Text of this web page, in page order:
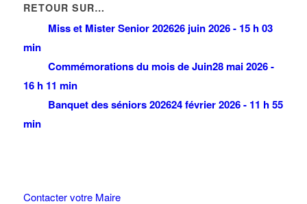
RETOUR SUR…
Miss et Mister Senior 202626 juin 2026 - 15 h 03
min
Commémorations du mois de Juin28 mai 2026 -
16 h 11 min
Banquet des séniors 202624 février 2026 - 11 h 55
min
Contacter votre Maire